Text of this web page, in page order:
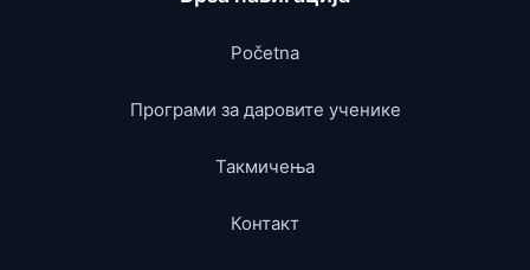
Početna
Програми за даровите ученике
Такмичења
Контакт